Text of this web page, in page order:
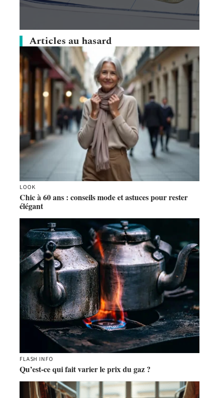
Articles au hasard
LOOK
Chic à 60 ans : conseils mode et astuces pour rester
élégant
FLASH INFO
Qu’est-ce qui fait varier le prix du gaz ?